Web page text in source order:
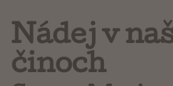
Nádej v
činoch